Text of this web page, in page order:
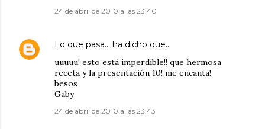
24 de abril de 2010 a las 23:40
Lo que pasa… ha dicho que…
uuuuu! esto está imperdible!! que hermosa
receta y la presentación 10! me encanta!
besos
Gaby
24 de abril de 2010 a las 23:43